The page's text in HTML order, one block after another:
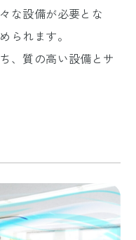
な設備が必要とな
られます。
、質の高い設備とサ